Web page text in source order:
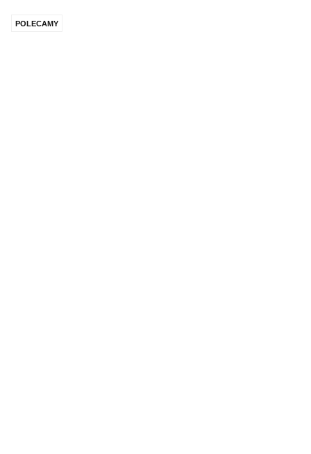
POLECAMY